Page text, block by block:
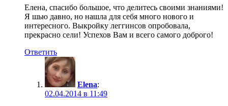
Елена, спасибо большое, что делитесь своими знаниями!
Я шью давно, но нашла для себя много нового и
интересного. Выкройку леггинсов опробовала,
прекрасно сели! Успехов Вам и всего самого доброго!
Ответить
Elena:
02.04.2014 в 11:49